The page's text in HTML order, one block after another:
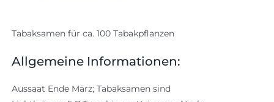
Tabaksamen für ca. 100 Tabakpflanzen
Allgemeine Informationen:
Aussaat Ende März; Tabaksamen sind